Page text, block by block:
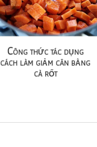
Công thức tác dụng
cách làm giảm cân bằng
cà rốt